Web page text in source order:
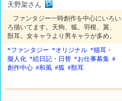
天野架さん
ファンタジー一時創作を中心にいろい
ろ描いてます。天狗、狐。羽根、翼、
獣耳。女キャラより男キャラが多め。
*ファンタジー *オリジナル *猫耳・
擬人化 *絵日記・日替 *お仕事募集 #
創作中心 #和風 #狐 #獣耳